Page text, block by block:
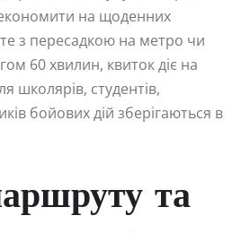
на щоденних
з пересадкою на метро чи
60 хвилин, квиток діє на
школярів, студентів,
бойових дій зберігаються в
та